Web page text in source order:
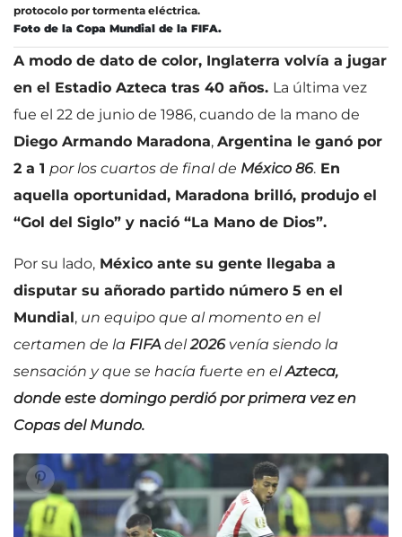
protocolo por tormenta eléctrica.
Foto de la Copa Mundial de la FIFA.
A modo de dato de color, Inglaterra volvía a jugar
en el Estadio Azteca tras 40 años. La última vez
fue el 22 de junio de 1986, cuando de la mano de
Diego Armando Maradona, Argentina le ganó por
2 a 1 por los cuartos de final de México 86. En
aquella oportunidad, Maradona brilló, produjo el
“Gol del Siglo” y nació “La Mano de Dios”.
Por su lado, México ante su gente llegaba a
disputar su añorado partido número 5 en el
Mundial, un equipo que al momento en el
certamen de la FIFAdel2026 venía siendo la
sensación y que se hacía fuerte en elAzteca,
donde este domingo perdió por primera vez en
Copas del Mundo.